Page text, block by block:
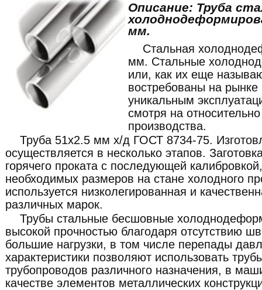
Описание: Труба
мм.
Стальная
мм. Стальные
или, как их еще
востребованы на
уникальным
смотря на
производства.
Труба 51x2.5 мм х/д ГОСТ 8734-75.
осуществляется в несколько этапов.
горячего проката с последующей
необходимых размеров на стане холодного
используется низколегированная и
различных марок.
Трубы стальные бесшовные
высокой прочностью благодаря отсутствию
большие нагрузки, в том числе перепады
характеристики позволяют использовать
трубопроводов различного назначения, в
качестве элементов металлических